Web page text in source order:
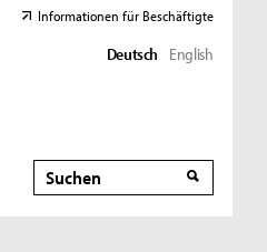
Informationen für Beschäftigte
Deutsch English
Suche
Suche